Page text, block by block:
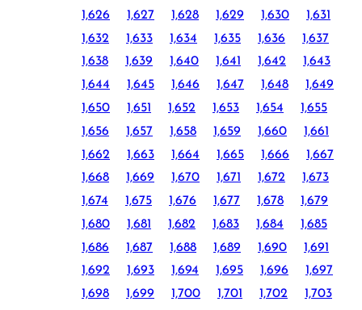
1,626
1,627 1,628 1,629 1,630
1,631
1,632
1,633 1,634 1,635 1,636
1,637
1,638
1,639 1,640 1,641 1,642
1,643
1,644
1,645 1,646 1,647 1,648
1,649
1,650
1,651 1,652 1,653 1,654
1,655
1,656
1,657 1,658 1,659 1,660
1,661
1,662
1,663 1,664 1,665 1,666
1,667
1,668
1,669 1,670 1,671 1,672
1,673
1,674
1,675 1,676 1,677 1,678
1,679
1,680
1,681 1,682 1,683 1,684
1,685
1,686
1,687 1,688 1,689 1,690
1,691
1,692
1,693 1,694 1,695 1,696
1,697
1,698
1,699 1,700 1,701 1,702
1,703